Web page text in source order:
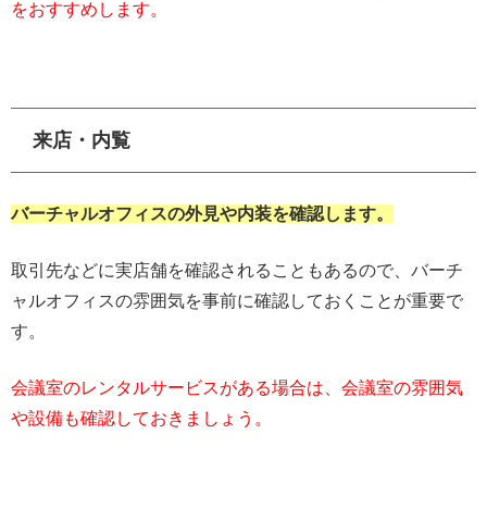
をおすすめします。
来店・内覧
バーチャルオフィスの外見や内装を確認します。
取引先などに実店舗を確認されることもあるので、バーチ
ャルオフィスの雰囲気を事前に確認しておくことが重要で
す。
会議室のレンタルサービスがある場合は、会議室の雰囲気
や設備も確認しておきましょう。